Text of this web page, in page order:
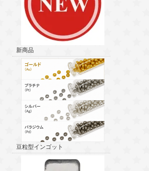
新商品
豆粒型インゴット